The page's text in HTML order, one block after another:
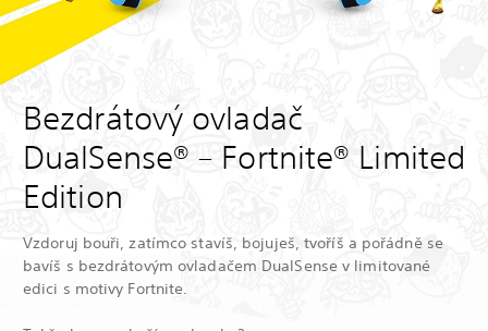
Bezdrátový ovladač
DualSense® – Fortnite® Limited
Edition
Vzdoruj bouři, zatímco stavíš, bojuješ, tvoříš a pořádně se
bavíš s bezdrátovým ovladačem DualSense v limitované
edici s motivy Fortnite.